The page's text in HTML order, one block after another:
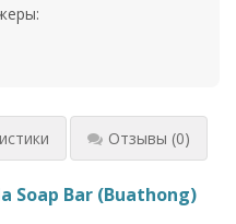
Отзывы (0)
Bar (Buathong)